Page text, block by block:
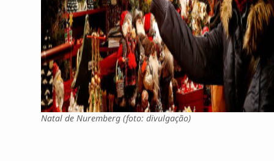
Natal de Nuremberg (foto: divulgação)